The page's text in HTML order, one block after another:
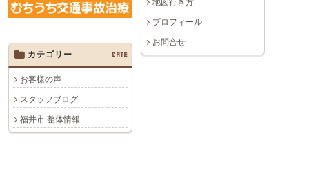
地図行き方
プロフィール
お問合せ
カテゴリー
CATE
お客様の声
スタッフブログ
福井市 整体情報